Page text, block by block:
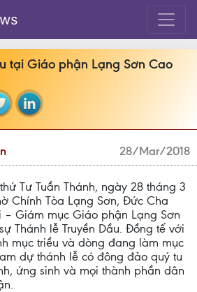
tại Giáo phận Lạng Sơn Cao
28/Mar/2018
Tư Tuần Thánh, ngày 28 tháng 3
Chính Tòa Lạng Sơn, Đức Cha
– Giám mục Giáo phận Lạng Sơn
Thánh lễ Truyền Dầu. Đồng tế với
mục triều và dòng đang làm mục
dự thánh lễ có đông đảo quý tu
ứng sinh và mọi thành phần dân